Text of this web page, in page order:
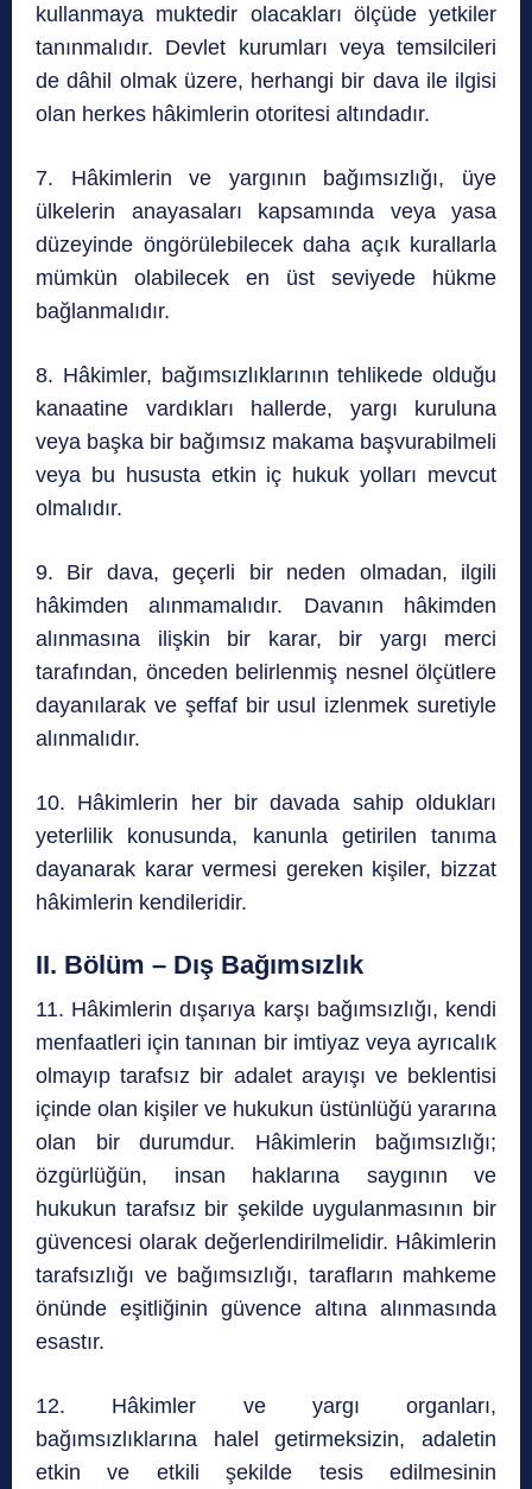
kullanmaya muktedir olacakları ölçüde yetkiler
tanınmalıdır. Devlet kurumları veya temsilcileri
de dâhil olmak üzere, herhangi bir dava ile ilgisi
olan herkes hâkimlerin otoritesi altındadır.
7. Hâkimlerin ve yargının bağımsızlığı, üye
ülkelerin anayasaları kapsamında veya yasa
düzeyinde öngörülebilecek daha açık kurallarla
mümkün olabilecek en üst seviyede hükme
bağlanmalıdır.
8. Hâkimler, bağımsızlıklarının tehlikede olduğu
kanaatine vardıkları hallerde, yargı kuruluna
veya başka bir bağımsız makama başvurabilmeli
veya bu hususta etkin iç hukuk yolları mevcut
olmalıdır.
9. Bir dava, geçerli bir neden olmadan, ilgili
hâkimden alınmamalıdır. Davanın hâkimden
alınmasına ilişkin bir karar, bir yargı merci
tarafından, önceden belirlenmiş nesnel ölçütlere
dayanılarak ve şeffaf bir usul izlenmek suretiyle
alınmalıdır.
10. Hâkimlerin her bir davada sahip oldukları
yeterlilik konusunda, kanunla getirilen tanıma
dayanarak karar vermesi gereken kişiler, bizzat
hâkimlerin kendileridir.
II. Bölüm – Dış Bağımsızlık
11. Hâkimlerin dışarıya karşı bağımsızlığı, kendi
menfaatleri için tanınan bir imtiyaz veya ayrıcalık
olmayıp tarafsız bir adalet arayışı ve beklentisi
içinde olan kişiler ve hukukun üstünlüğü yararına
olan bir durumdur. Hâkimlerin bağımsızlığı;
özgürlüğün, insan haklarına saygının ve
hukukun tarafsız bir şekilde uygulanmasının bir
güvencesi olarak değerlendirilmelidir. Hâkimlerin
tarafsızlığı ve bağımsızlığı, tarafların mahkeme
önünde eşitliğinin güvence altına alınmasında
esastır.
12. Hâkimler ve yargı organları,
bağımsızlıklarına halel getirmeksizin, adaletin
etkin ve etkili şekilde tesis edilmesinin